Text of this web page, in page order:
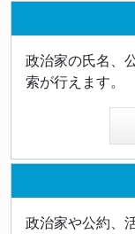
政治家の氏名、
索が行えます。
政治家や公約、